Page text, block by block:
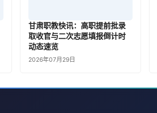
甘肃职教快讯：高职提前批录
取收官与二次志愿填报倒计时
动态速览
2026年07月29日